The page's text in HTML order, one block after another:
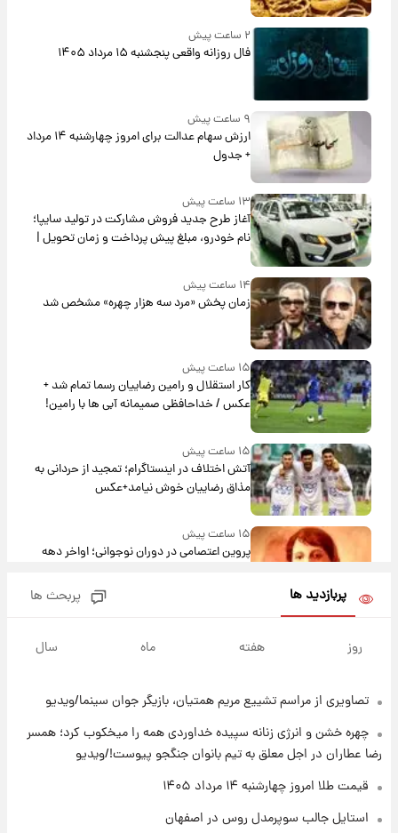
۲ ساعت پیش
فال روزانه واقعی پنجشنبه ۱۵ مرداد ۱۴۰۵
۹ ساعت پیش
ارزش سهام عدالت برای امروز چهارشنبه ۱۴ مرداد
+ جدول
۱۳ ساعت پیش
آغاز طرح جدید فروش مشارکت در تولید سایپا؛
نام خودرو، مبلغ پیش پرداخت و زمان تحویل |
سود مشارکت چند درصد است؟
۱۴ ساعت پیش
زمان پخش «مرد سه هزار چهره» مشخص شد
۱۵ ساعت پیش
کار استقلال و رامین رضاییان رسما تمام شد +
عکس / خداحافظی صمیمانه آبی ها با رامین!
۱۵ ساعت پیش
آتش اختلاف در اینستاگرام؛ تمجید از حردانی به
مذاق رضاییان خوش نیامد+عکس
۱۵ ساعت پیش
پروین اعتصامی در دوران نوجوانی؛ اواخر دهه
هسته‌ای در آسمان ظاهر شد
۱۶ ساعت پیش
کرد
۱۸ ساعت پیش
۱۴۰۵/ نرخ‌ها ثابت ماند؟ +جدول
پربازدید ها پربحث ها
روز هفته ماه سال
تصاویری از مراسم تشییع مریم همتیان، بازیگر جوان سینما/ویدیو
چهره خشن و انرژی زنانه سپیده خداوردی همه را میخکوب کرد؛ همسر
رضا عطاران در اجل معلق به تیم بانوان جنگجو پیوست!/ویدیو
قیمت طلا امروز چهارشنبه ۱۴ مرداد ۱۴۰۵
استایل جالب سوپرمدل روس در اصفهان